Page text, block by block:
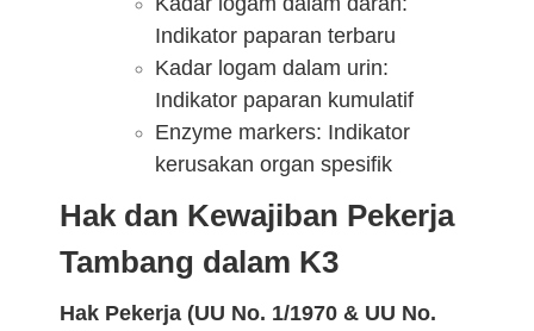
Indikator paparan terbaru
Kadar logam dalam urin:
Indikator paparan kumulatif
Enzyme markers: Indikator
kerusakan organ spesifik
Hak dan Kewajiban Pekerja
Tambang dalam K3
Hak Pekerja (UU No. 1/1970 & UU No.